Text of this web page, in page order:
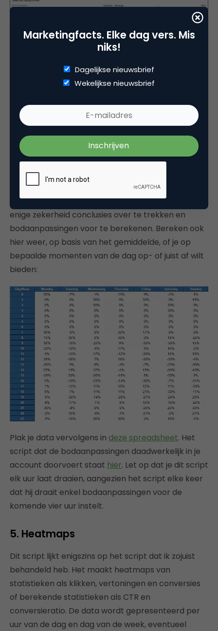
Een soortgelijke procedure volg je als je je
week wilt instellen. Download een prestatierapport
gesegmenteerd op de tijdseenheid “dag en uur”,
kosten voor elke combinatie van dag en uur.
In dit geval segmenteer je niet per campagne,
maar exporteer je in één keer de gegevens voor je
gehele account. De reden hiervoor is tweeledig;
enerzijds om je tijd en moeite te besparen en
anderzijds omdat je zodoende eerder over genoeg
data per dag/uur combinatie beschikt om hier met
enige zekerheid conclusies over te trekken en
bodaanpassingen voor te berekenen. Bereken ook
hier weer, op basis van het gemiddelde, of je op
bepaalde momenten van de dag op- of juist af wilt
bieden:
Plak je data vervolgens in deze spreadsheet. Het
script dat de bodaanpassingen daadwerkelijk in je
account doorvoert staat hier. Let op dat je dit script
elk uur laat draaien, aangezien het script elke keer
dat hij draait enkel bodaanpassingen voor de
komende vier uur instelt.
5. Heatmaps
Dit script lijkt enigszins op het script dat ik zojuist
behandeld heb. Het maakt heatmaps van
statistieken als klikken, vertoningen en conversies
of berekende statistieken als CTR en
conversieratio. De data wordt gepresenteerd per
uur van de dag en dag van de week, eventueel
Marketingfacts. Elke dag vers. Mis
niks!
Dagelijkse nieuwsbrief
Wekelijkse nieuwsbrief